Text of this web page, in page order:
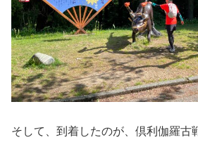
そして、到着したのが、倶利伽羅古